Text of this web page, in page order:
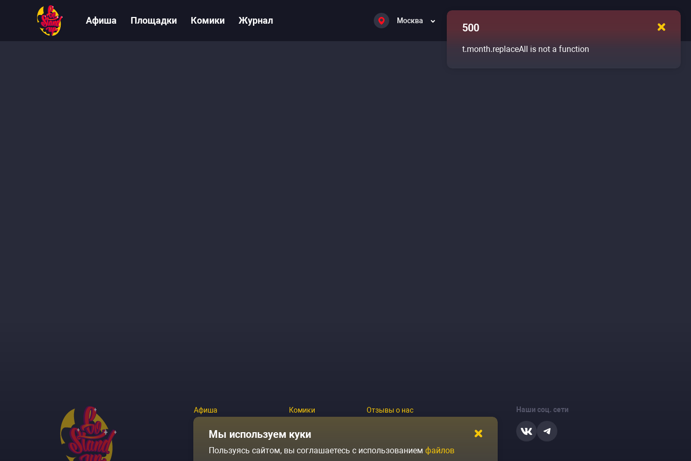
Афиша Площадки Комики Журнал Москва
Афиша
Площадки
Архив событий
Комики
Журнал
Контакты
Отзывы о нас
Политика конфиденциальности
Условия продажи
Наши соц. сети
500
t.month.replaceAll is not a function
Мы используем куки
Пользуясь сайтом, вы соглашаетесь с использованием файлов